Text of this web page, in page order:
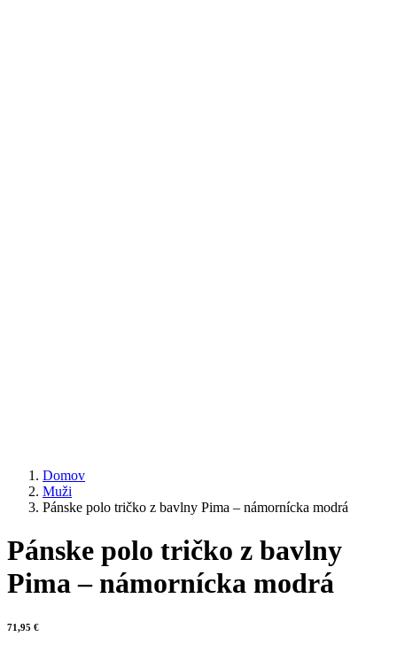
Domov
Muži
Pánske polo tričko z bavlny Pima – námornícka modrá
Pánske polo tričko z bavlny
Pima – námornícka modrá
71,95 €